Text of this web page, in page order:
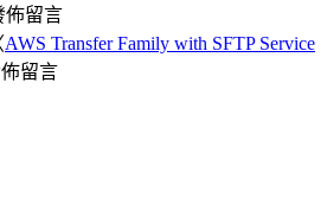
佈留言
AWS Transfer Family with SFTP Service
留言